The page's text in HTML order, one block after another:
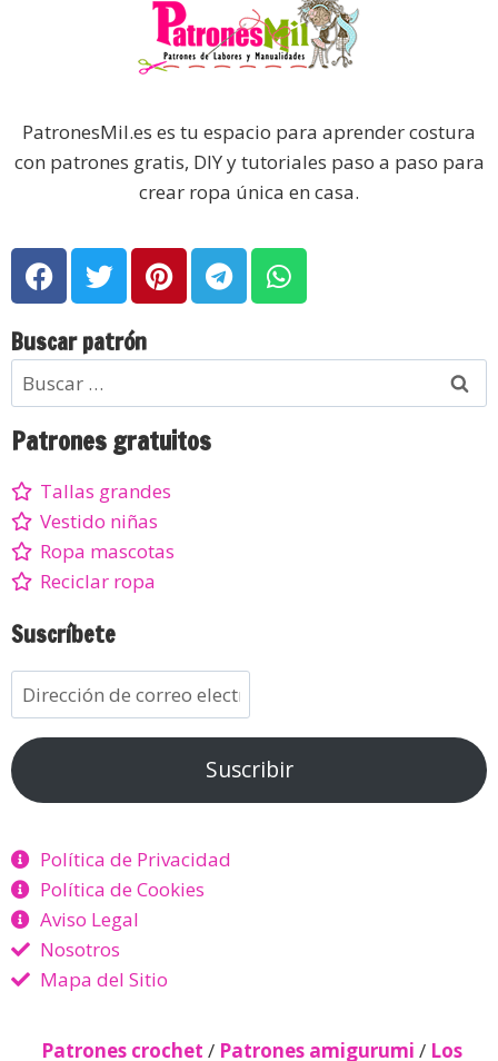
PatronesMil.es es tu espacio para aprender costura
con patrones gratis, DIY y tutoriales paso a paso para
crear ropa única en casa.
Buscar patrón
Patrones gratuitos
Tallas grandes
Vestido niñas
Ropa mascotas
Reciclar ropa
Suscríbete
Suscribir
Política de Privacidad
Política de Cookies
Aviso Legal
Nosotros
Mapa del Sitio
Patrones crochet / Patrones amigurumi / Los